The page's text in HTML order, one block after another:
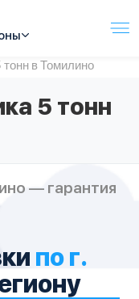
тонн в Томилино
5 тонн
— гарантия
по г.